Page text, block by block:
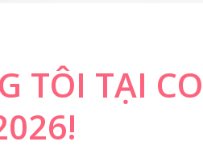
TÔI TẠI